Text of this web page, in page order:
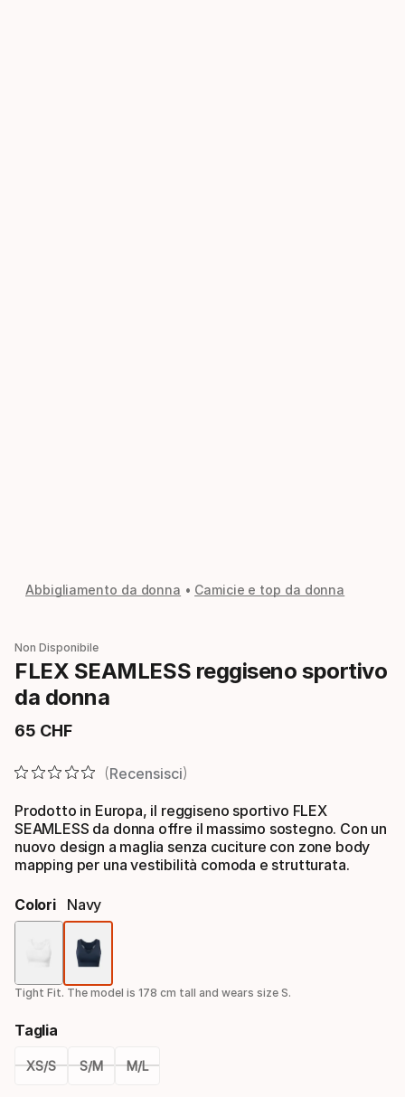
Abbigliamento da donna Camicie e top da donna
Non Disponibile
FLEX SEAMLESS reggiseno sportivo
da donna
65 CHF
Prezzo finale
Recensisci
Prodotto in Europa, il reggiseno sportivo FLEX
SEAMLESS da donna offre il massimo sostegno. Con un
nuovo design a maglia senza cuciture con zone body
mapping per una vestibilità comoda e strutturata.
Colori Navy
Tight Fit. The model is 178 cm tall and wears size S.
Taglia
XS/S S/M M/L